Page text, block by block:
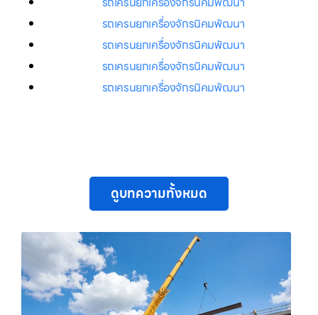
รถเครนยกเครื่องจักรนิคมพัฒนา
รถเครนยกเครื่องจักรนิคมพัฒนา
รถเครนยกเครื่องจักรนิคมพัฒนา
รถเครนยกเครื่องจักรนิคมพัฒนา
ดูบทความทั้งหมด